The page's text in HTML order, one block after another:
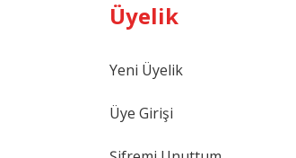
GönderÜyelik
Yeni Üyelik
Üye Girişi